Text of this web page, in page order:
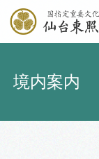
境内案内